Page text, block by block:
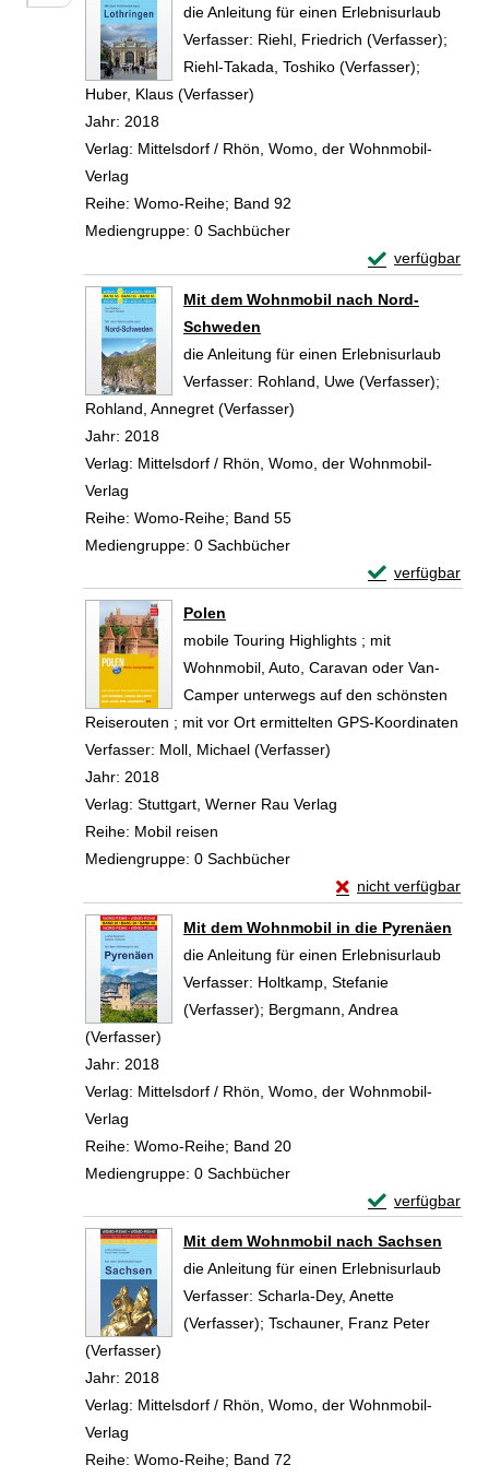
die Anleitung für einen Erlebnisurlaub
Verfasser: Riehl, Friedrich (Verfasser);
Riehl-Takada, Toshiko (Verfasser);
Huber, Klaus (Verfasser)
Jahr: 2018
Verlag: Mittelsdorf / Rhön, Womo, der Wohnmobil-
Verlag
Reihe: Womo-Reihe; Band 92
Mediengruppe: 0 Sachbücher
verfügbar
Exemplar-
Mit dem Wohnmobil nach Nord-
Schweden
die Anleitung für einen Erlebnisurlaub
Verfasser: Rohland, Uwe (Verfasser);
Rohland, Annegret (Verfasser)
Jahr: 2018
Verlag: Mittelsdorf / Rhön, Womo, der Wohnmobil-
Verlag
Reihe: Womo-Reihe; Band 55
Mediengruppe: 0 Sachbücher
verfügbar
Exemplar-
Polen
mobile Touring Highlights ; mit
Wohnmobil, Auto, Caravan oder Van-
Camper unterwegs auf den schönsten
Reiserouten ; mit vor Ort ermittelten GPS-Koordinaten
Verfasser: Moll, Michael (Verfasser)
Jahr: 2018
Verlag: Stuttgart, Werner Rau Verlag
Reihe: Mobil reisen
Mediengruppe: 0 Sachbücher
nicht verfügbar
Exemplar-Details
Mit dem Wohnmobil in die Pyrenäen
die Anleitung für einen Erlebnisurlaub
Verfasser: Holtkamp, Stefanie
(Verfasser); Bergmann, Andrea
(Verfasser)
Jahr: 2018
Verlag: Mittelsdorf / Rhön, Womo, der Wohnmobil-
Verlag
Reihe: Womo-Reihe; Band 20
Mediengruppe: 0 Sachbücher
verfügbar
Exemplar-
Mit dem Wohnmobil nach Sachsen
die Anleitung für einen Erlebnisurlaub
Verfasser: Scharla-Dey, Anette
(Verfasser); Tschauner, Franz Peter
(Verfasser)
Jahr: 2018
Verlag: Mittelsdorf / Rhön, Womo, der Wohnmobil-
Verlag
Reihe: Womo-Reihe; Band 72